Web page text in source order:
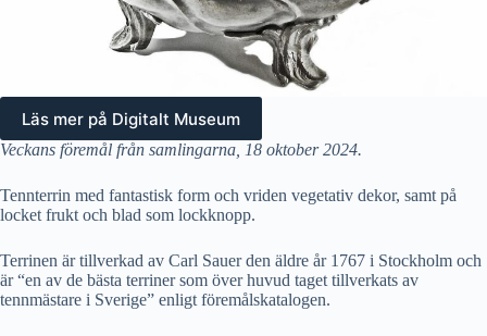
Läs mer på Digitalt Museum
Veckans föremål från samlingarna , 18 oktober 2024.
Tennterrin med fantastisk form och vriden vegetativ dekor, samt på
locket frukt och blad som lockknopp.
Terrinen är tillverkad av Carl Sauer den äldre år 1767 i Stockholm och
är “en av de bästa terriner som över huvud taget tillverkats av
tennmästare i Sverige” enligt föremålskatalogen.